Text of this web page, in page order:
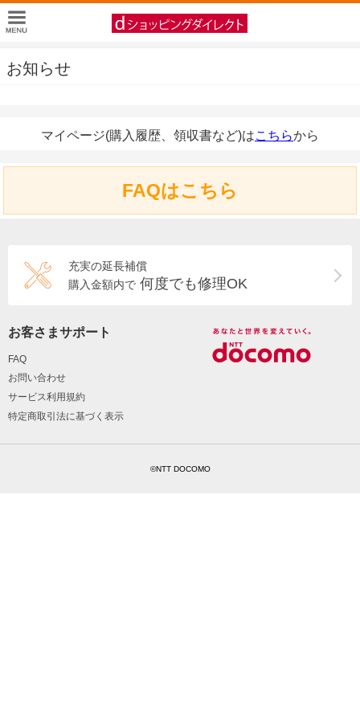
お知らせ
マイページ(購入履歴、領収書など)はこちらから
FAQはこちら
充実の延長補償
購入金額内で 何度でも修理OK
お客さまサポート
FAQ
お問い合わせ
サービス利用規約
特定商取引法に基づく表示
©NTT DOCOMO